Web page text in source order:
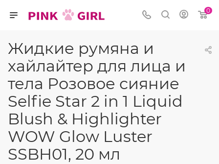
0
Жидкие румяна и
хайлайтер для лица и
тела Розовое сияние
Selfie Star 2 in 1 Liquid
Blush & Highlighter
WOW Glow Luster
SSBH01, 20 мл